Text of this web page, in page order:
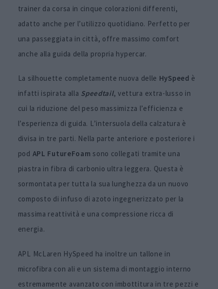
trainer da corsa in cinque colorazioni differenti,
adatto anche per l’utilizzo quotidiano. Perfetto per
una passeggiata in città, offre massimo comfort
anche alla guida della propria hypercar.
La silhouette completamente nuova delle HySpeed è
infatti ispirata alla Speedtail, vettura extra-lusso in
cui la riduzione del peso massimizza l’efficienza e
l’esperienza di guida. L’intersuola della calzatura è
divisa in tre parti. Nella parte anteriore e posteriore i
pod APL FutureFoam sono collegati tramite una
piastra in fibra di carbonio ultra leggera. Questa è
sormontata per tutta la sua lunghezza da un nuovo
composto di infuso di azoto ingegnerizzato per la
massima reattività e una compressione ricca di
energia.
APL McLaren HySpeed ha inoltre un tallone in
microfibra con ali e un sistema di montaggio interno
estremamente avanzato con imbottitura in tre pezzi e